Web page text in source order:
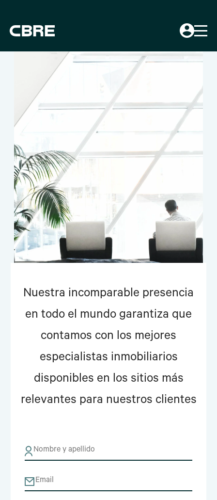
Nuestra incomparable presencia
en todo el mundo garantiza que
contamos con los mejores
especialistas inmobiliarios
disponibles en los sitios más
relevantes para nuestros clientes